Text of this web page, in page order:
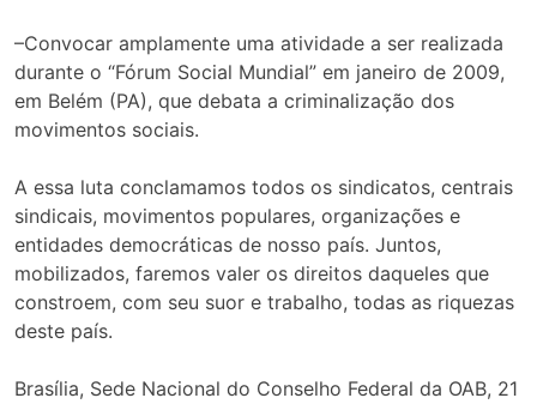
–Convocar amplamente uma atividade a ser realizada
durante o “Fórum Social Mundial” em janeiro de 2009,
em Belém (PA), que debata a criminalização dos
movimentos sociais.
A essa luta conclamamos todos os sindicatos, centrais
sindicais, movimentos populares, organizações e
entidades democráticas de nosso país. Juntos,
mobilizados, faremos valer os direitos daqueles que
constroem, com seu suor e trabalho, todas as riquezas
deste país.
Brasília, Sede Nacional do Conselho Federal da OAB, 21